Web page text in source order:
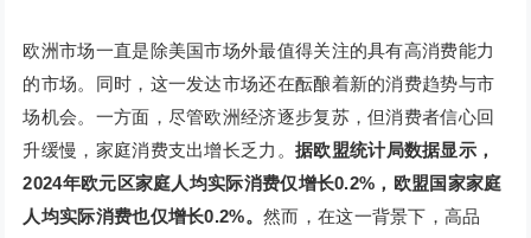
欧洲市场一直是除美国市场外最值得关注的具有高消费能力
的市场。同时，这一发达市场还在酝酿着新的消费趋势与市
场机会。一方面，尽管欧洲经济逐步复苏，但消费者信心回
升缓慢，家庭消费支出增长乏力。 据欧盟统计局数据显示，
2024年欧元区家庭人均实际消费仅增长0.2%，欧盟国家家庭
人均实际消费也仅增长0.2%。 然而，在这一背景下，高品